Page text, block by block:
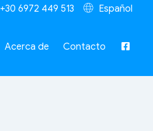
Español
+30 6972 449 513
Acerca de Contacto